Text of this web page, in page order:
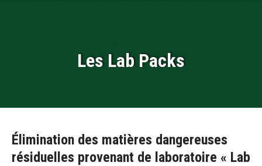
Les Lab Packs
Élimination des matières dangereuses
résiduelles provenant de laboratoire « Lab